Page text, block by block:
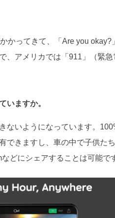
かってきて、「Are you okay?
、アメリカでは「911」（緊
いますか。
いようになっています。
できますし、車の中で子供た
どにシェアすることは可能で